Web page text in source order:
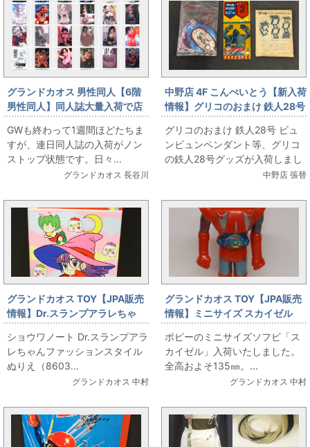
グランドカオス 男性同人【6階
男性同人】同人誌大量入荷で店
頭と通販が充実中です
GWも終わって1週間ほどたちま
すが、連日同人誌の入荷がノン
ストップ状態です。日々...
グランドカオス 長谷川
中野店 4F こんぺいとう【新入荷
情報】グリコのおまけ 鉄人28号
ビュンビュンペンダント等、グ
リコの鉄人28号グッズが入荷し
ました！（5/13販売情報）
グリコのおまけ 鉄人28号 ビュ
ンビュンペンダント等、グリコ
の鉄人28号グッズが入荷しまし
た！ グリコ グリコのおまけ 青)
中野店 張替
グランドカオス TOY【JPA販売
情報】Dr.スランプアラレちゃ
ん ファッションスタイルぬり
え
ショウワノート Dr.スランプアラ
レちゃんファッションスタイル
ぬりえ（8603...
グランドカオス 中村
グランドカオス TOY【JPA販売
情報】ミニサイズ スカイゼル
ソフビ
ポピーのミニサイズソフビ「ス
カイゼル」入荷いたしました。
全高およそ135㎜。...
グランドカオス 中村